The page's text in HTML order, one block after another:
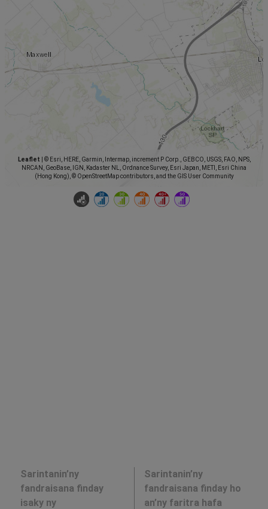
Leaflet
© Esri, HERE, Garmin, Intermap, increment P Corp., GEBCO, USGS, FAO, NPS,
NRCAN, GeoBase, IGN, Kadaster NL, Ordnance Survey, Esri Japan, METI, Esri China
(Hong Kong), © OpenStreetMap contributors, and the GIS User Community
Sarintanin’ny
fandraisana finday
isaky ny
Sarintanin’ny
fandraisana finday ho
an’ny faritra hafa